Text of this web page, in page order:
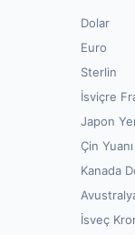
Dolar
Euro
Sterlin
İsviçre
Japon
Çin Yuanı
Kanada
İsveç